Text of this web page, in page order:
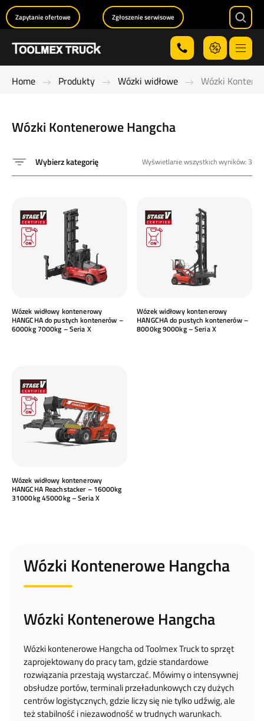
Menu
Zapytanie ofertowe Zgłoszenie serwisowe
Home Produkty Wózki widłowe Wózki
Wózki Kontenerowe Hangcha
Wybierz kategorię Wyświetlanie wszystkich wyników: 3
Wózek widłowy kontenerowy
HANGCHA do pustych kontenerów –
6000kg 7000kg – Seria X
Wózek widłowy kontenerowy
HANGCHA do pustych kontenerów –
8000kg 9000kg – Seria X
Wózek widłowy kontenerowy
HANGCHA Reachstacker – 16000kg
31000kg 45000kg – Seria X
Wózki Kontenerowe Hangcha
Wózki Kontenerowe Hangcha
Wózki kontenerowe Hangcha od Toolmex Truck to sprzęt
zaprojektowany do pracy tam, gdzie standardowe
rozwiązania przestają wystarczać. Mówimy o intensywnej
obsłudze portów, terminali przeładunkowych czy dużych
centrów logistycznych, gdzie liczy się nie tylko udźwig, ale
też stabilność i niezawodność w trudnych warunkach.